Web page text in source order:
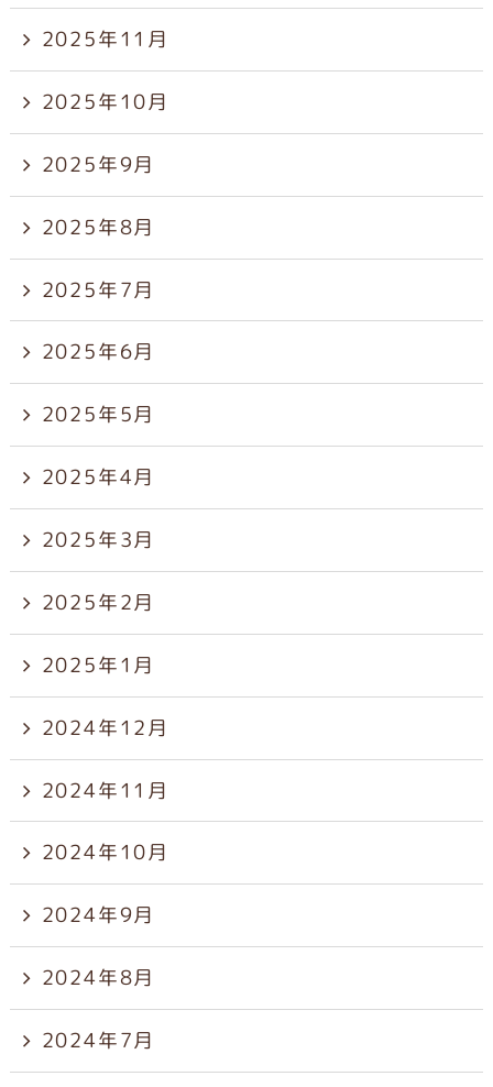
2025年11月
2025年10月
2025年9月
2025年8月
2025年7月
2025年6月
2025年5月
2025年4月
2025年3月
2025年2月
2025年1月
2024年12月
2024年11月
2024年10月
2024年9月
2024年8月
2024年7月